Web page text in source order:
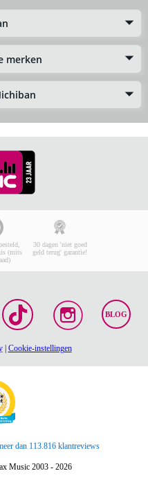
merken
(mits
30 dagen 'niet goed
geld terug' garantie!
BLOG
| Cookie-instellingen
dan 113.816 klantreviews
Music 2003 - 2026